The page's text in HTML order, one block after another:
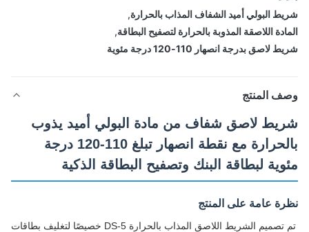
البولي أميد الشفاف المذاب بالحرارة,
اللاصقة المذوبة بالحرارة لتصفيح البطاقة,
بدرجة انصهار 110-120 درجة مئوية
المنتج
لاصق شفاف من مادة البولي أميد يذوب
بالحرارة مع نقطة انصهار تبلغ 110-120 درجة
لبطاقة البنك وتصفيح البطاقة الذكية
عامة على المنتج
تم تصميم الشريط اللاصق المذاب بالحرارة DS-5 خصيصًا لتغليف بطاقات